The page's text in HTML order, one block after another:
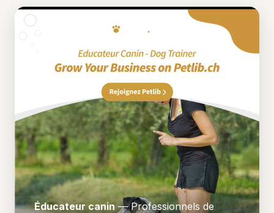
Éducateur canin — Professionnels de